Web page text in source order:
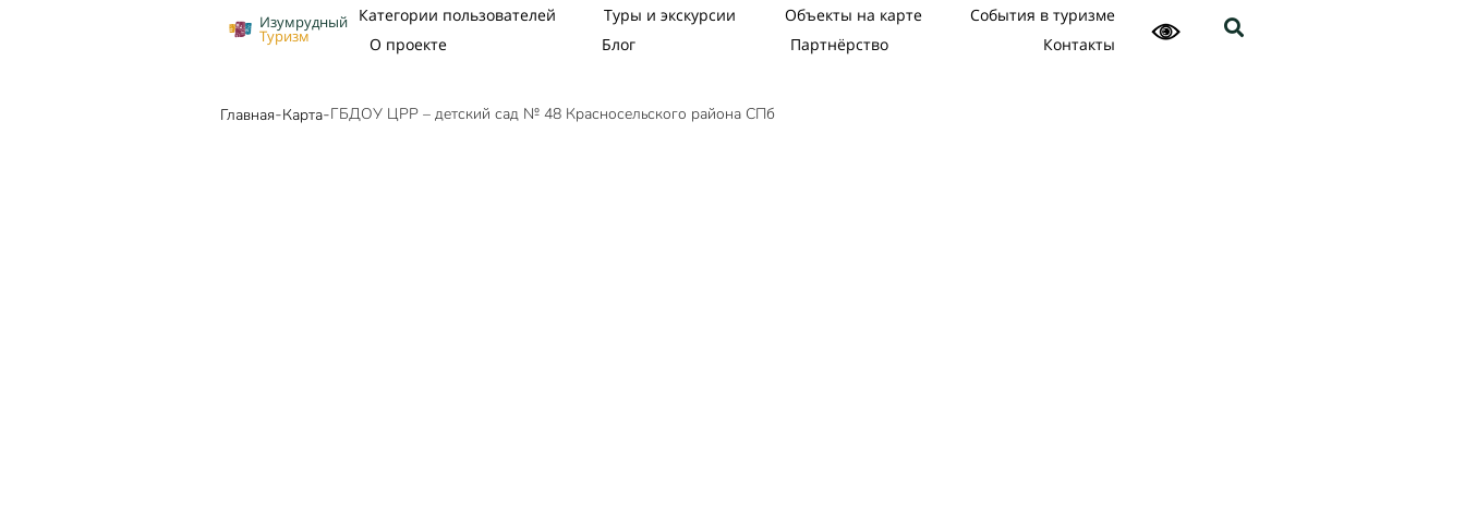
Изумрудный
Туризм
Категории пользователей Туры и экскурсии Объекты на карте
События в туризме
О проекте
Блог Партнёрство Контакты
Главная-Карта-ГБДОУ ЦРР – детский сад № 48 Красносельского района СПб